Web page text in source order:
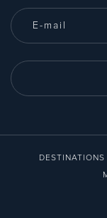
DESTINATIONS